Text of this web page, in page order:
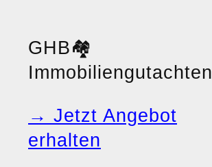
GHB🏘️
Immobiliengutachten
→ Jetzt Angebot
erhalten